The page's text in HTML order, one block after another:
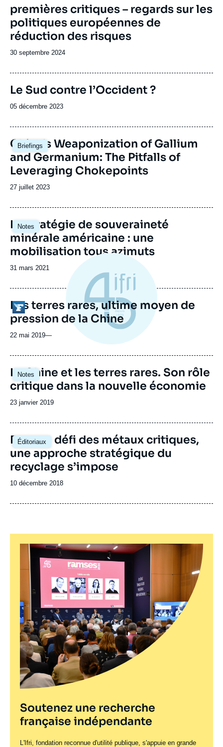
premières critiques – regards sur les
politiques européennes de
réduction des risques
Date
publication
30 septembre 2024
Image
de
couverture
de
publication
Le Sud contre l’Occident ?
Date
publication
05 décembre 2023
Briefings
Image
principale
China’s Weaponization of Gallium
and Germanium: The Pitfalls of
Leveraging Chokepoints
Date
publication
27 juillet 2023
Notes
Image
principale
La stratégie de souveraineté
minérale américaine : une
mobilisation tous azimuts
Date
publication
31 mars 2021
Logo
Les terres rares, ultime moyen de
pression de la Chine
22 mai 2019—
Notes
Image
principale
La Chine et les terres rares. Son rôle
critique dans la nouvelle économie
Date
publication
23 janvier 2019
Éditoriaux
Image
principale
Face au défi des métaux critiques,
une approche stratégique du
recyclage s’impose
Date
publication
10 décembre 2018
Soutenez une recherche
française indépendante
L'Ifri, fondation reconnue d'utilité publique, s'appuie en grande